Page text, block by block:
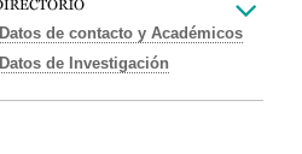
Datos de contacto y Académicos
Datos de Investigación